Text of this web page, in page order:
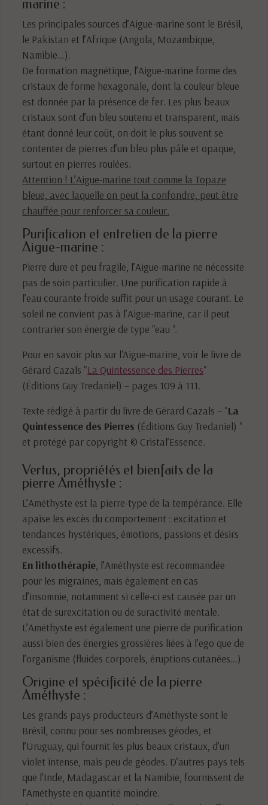
marine :
Les principales sources d’Aigue-marine sont le Brésil,
le Pakistan et l’Afrique (Angola, Mozambique,
Namibie…).
De formation magnétique, l’Aigue-marine forme des
cristaux de forme hexagonale, dont la couleur bleue
est donnée par la présence de fer. Les plus beaux
cristaux sont d’un bleu soutenu et transparent, mais
étant donné leur coût, on doit le plus souvent se
contenter de pierres d’un bleu plus pâle et opaque,
surtout en pierres roulées.
Attention ! L’Aigue-marine tout comme la Topaze
bleue, avec laquelle on peut la confondre, peut être
chauffée pour renforcer sa couleur.
Purification et entretien de la pierre
Aigue-marine :
Pierre dure et peu fragile, l’Aigue-marine ne nécessite
pas de soin particulier. Une purification rapide à
l’eau courante froide suffit pour un usage courant. Le
soleil ne convient pas à l’Aigue-marine, car il peut
contrarier son énergie de type "eau ".
Pour en savoir plus sur l'Aigue-marine, voir le livre de
Gérard Cazals "La Quintessence des Pierres"
(Éditions Guy Tredaniel) – pages 109 à 111.
Texte rédigé à partir du livre de Gérard Cazals – "La
Quintessence des Pierres (Éditions Guy Tredaniel) "
et protégé par copyright © Cristal’Essence.
Vertus, propriétés et bienfaits de la
pierre Améthyste :
L’Améthyste est la pierre-type de la tempérance. Elle
apaise les excès du comportement : excitation et
tendances hystériques, émotions, passions et désirs
excessifs.
En lithothérapie , l’Améthyste est recommandée
pour les migraines, mais également en cas
d’insomnie, notamment si celle-ci est causée par un
état de surexcitation ou de suractivité mentale.
L’Améthyste est également une pierre de purification
aussi bien des énergies grossières liées à l’ego que de
l’organisme (fluides corporels, éruptions cutanées…)
Origine et spécificité de la pierre
Améthyste :
Les grands pays producteurs d’Améthyste sont le
Brésil, connu pour ses nombreuses géodes, et
l’Uruguay, qui fournit les plus beaux cristaux, d’un
violet intense, mais peu de géodes. D’autres pays tels
que l’Inde, Madagascar et la Namibie, fournissent de
l’Améthyste en quantité moindre.